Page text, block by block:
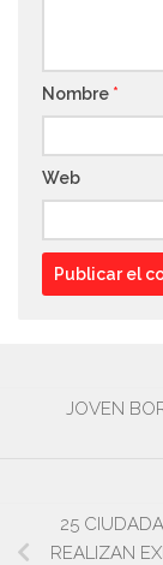
Nombre *
Web
JOVEN
25
REALIZAN